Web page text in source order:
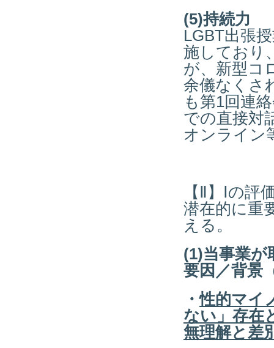
(5)持続力
LGBT出張
施しており
が、新型コ
余儀なくさ
も第1回連
での直接対
オンライン
【Ⅱ】Ⅰの
潜在的に重
える。
(1)当事業が
要因／背景
・性的マイ
ない」存在
無理解と差